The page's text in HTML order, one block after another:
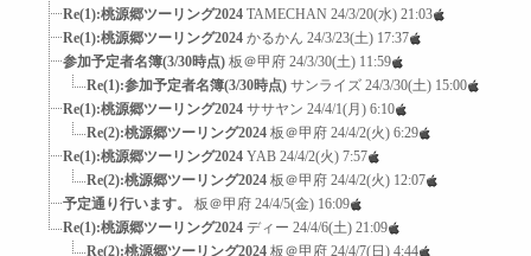
Re(1):桃源郷ツーリング2024 TAMECHAN 24/3/20(水) 21:03
Re(1):桃源郷ツーリング2024 かるかん 24/3/23(土) 17:37
参加予定者名簿(3/30時点) 板＠甲府 24/3/30(土) 11:59
Re(1):参加予定者名簿(3/30時点) サンライズ 24/3/30(土) 15:00
Re(1):桃源郷ツーリング2024 ササヤン 24/4/1(月) 6:10
Re(2):桃源郷ツーリング2024 板＠甲府 24/4/2(火) 6:29
Re(1):桃源郷ツーリング2024 YAB 24/4/2(火) 7:57
Re(2):桃源郷ツーリング2024 板＠甲府 24/4/2(火) 12:07
予定通り行います。
板＠甲府 24/4/5(金) 16:09
Re(1):桃源郷ツーリング2024 ディー 24/4/6(土) 21:09
Re(2):桃源郷ツーリング2024 板＠甲府 24/4/7(日) 4:44